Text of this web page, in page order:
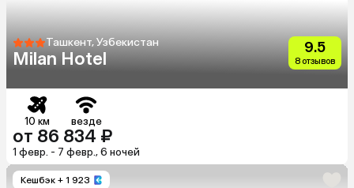
Ташкент, Узбекистан
Milan Hotel
9.5
8 отзывов
10 км везде
от 86 834 ₽
1 февр. - 7 февр., 6 ночей
Кешбэк + 1 923